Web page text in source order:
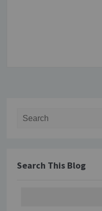
Search for:
Search This Blog